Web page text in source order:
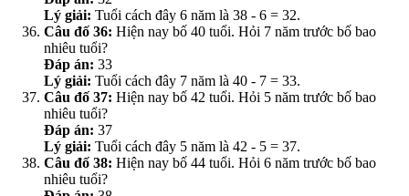
Lý giải: Tuổi cách đây 6 năm là 38 - 6 = 32.
Câu đố 36: Hiện nay bố 40 tuổi. Hỏi 7 năm trước bố bao
nhiêu tuổi?
Đáp án: 33
Lý giải: Tuổi cách đây 7 năm là 40 - 7 = 33.
Câu đố 37: Hiện nay bố 42 tuổi. Hỏi 5 năm trước bố bao
nhiêu tuổi?
Đáp án: 37
Lý giải: Tuổi cách đây 5 năm là 42 - 5 = 37.
Câu đố 38: Hiện nay bố 44 tuổi. Hỏi 6 năm trước bố bao
nhiêu tuổi?